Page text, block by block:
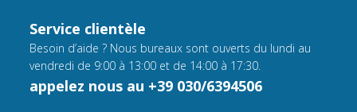
Service clientèle
Besoin d’aide ? Nous bureaux sont ouverts du lundi au
vendredi de 9:00 à 13:00 et de 14:00 à 17:30.
appelez nous au +39 030/6394506